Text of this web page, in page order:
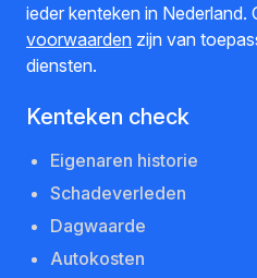
ieder kenteken in Nederland.
voorwaarden zijn van
diensten.
Kenteken check
Eigenaren historie
Schadeverleden
Dagwaarde
Autokosten